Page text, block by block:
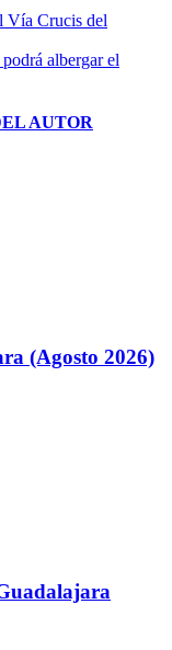
Vía Crucis del
albergar el
AUTOR
(Agosto 2026)